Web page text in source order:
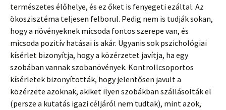
természetes élőhelye, és ez őket is fenyegeti ezáltal. Az
ökoszisztéma teljesen felborul. Pedig nem is tudják sokan,
hogy a növényeknek micsoda fontos szerepe van, és
micsoda pozitív hatásai is akár. Ugyanis sok pszichológiai
kísérlet bizonyítja, hogy a közérzetet javítja, ha egy
szobában vannak szobanövények. Kontrollcsoportos
kísérletek bizonyították, hogy jelentősen javult a
közérzete azoknak, akiket ilyen szobákban szállásolták el
(persze a kutatás igazi céljáról nem tudtak), mint azok,